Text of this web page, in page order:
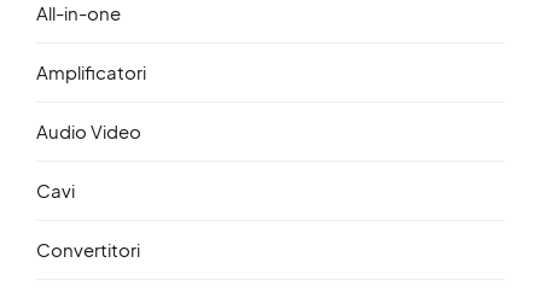
All-in-one
Amplificatori
Audio Video
Cavi
Convertitori